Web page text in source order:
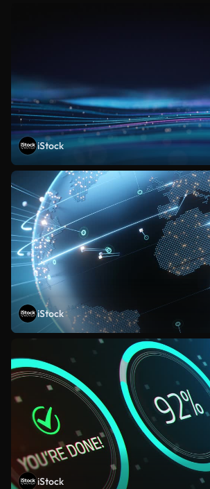
iStock
iStock
iStock